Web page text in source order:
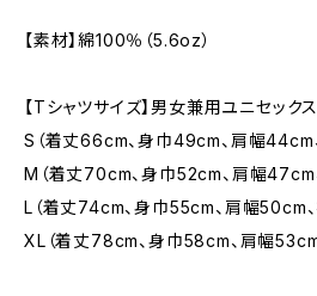
【素材】綿100％（5.6oz）
【Tシャツサイズ】男女兼用ユニセックス
S（着丈66cm、身巾49cm、肩幅44cm
M（着丈70cm、身巾52cm、肩幅47cm
L（着丈74cm、身巾55cm、肩幅50cm
XL（着丈78cm、身巾58cm、肩幅53cm